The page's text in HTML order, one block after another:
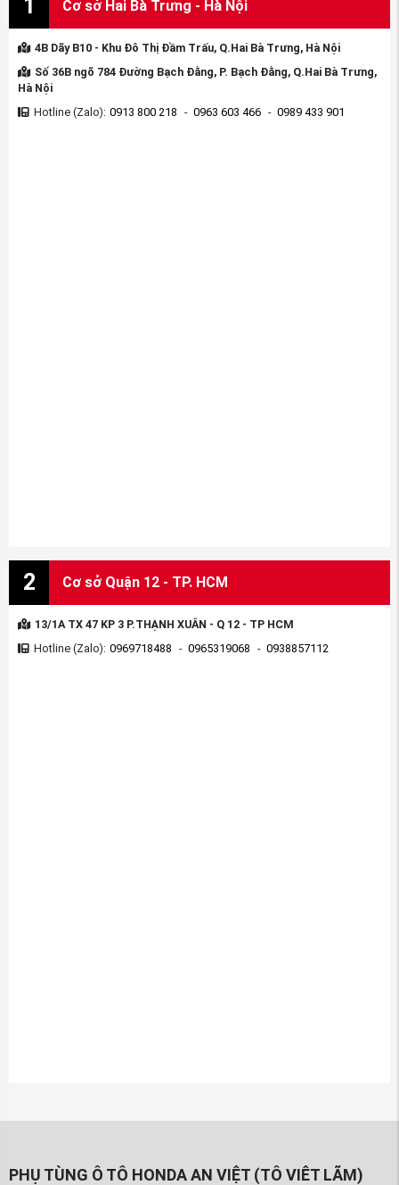
1 Cơ sở Hai Bà Trưng - Hà Nội
4B Dãy B10 - Khu Đô Thị Đầm Trấu, Q.Hai Bà Trưng, Hà Nội
Số 36B ngõ 784 Đường Bạch Đằng, P. Bạch Đằng, Q.Hai Bà Trưng,
Hà Nội
Hotline (Zalo): 0913 800 218 - 0963 603 466 - 0989 433 901
2 Cơ sở Quận 12 - TP. HCM
13/1A TX 47 KP 3 P.THẠNH XUÂN - Q 12 - TP HCM
Hotline (Zalo): 0969718488 - 0965319068 - 0938857112
PHỤ TÙNG Ô TÔ HONDA AN VIỆT (TÔ VIÊT LÃM)